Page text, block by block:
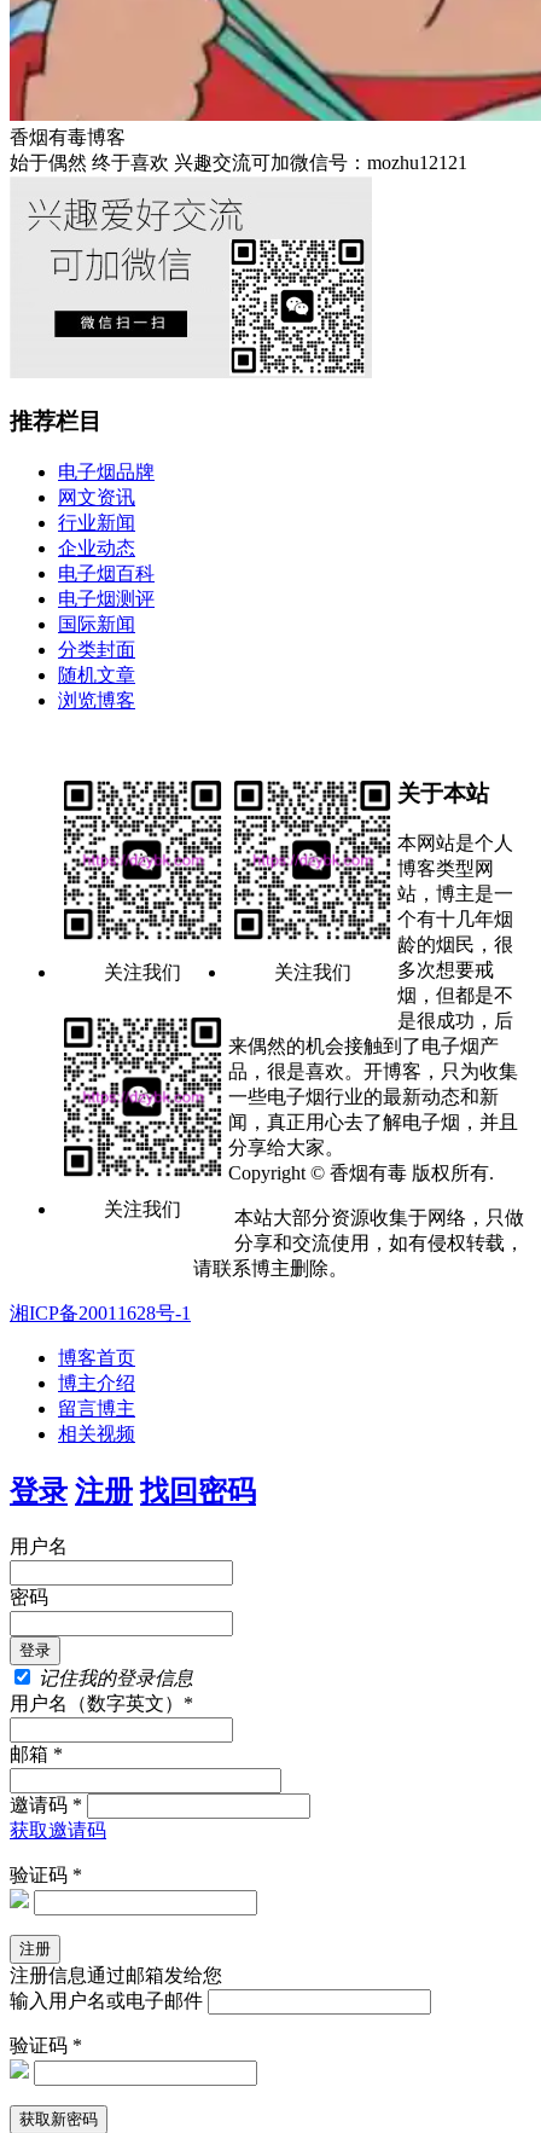
香烟有毒博客
始于偶然 终于喜欢 兴趣交流可加微信号：mozhu12121
推荐栏目
电子烟品牌
网文资讯
行业新闻
企业动态
电子烟百科
电子烟测评
国际新闻
分类封面
随机文章
浏览博客
关注我们 关注我们
关注我们
关于本站
本网站是个人
博客类型网
站，博主是一
个有十几年烟
龄的烟民，很
多次想要戒
烟，但都是不
是很成功，后
来偶然的机会接触到了电子烟产
品，很是喜欢。开博客，只为收集
一些电子烟行业的最新动态和新
闻，真正用心去了解电子烟，并且
分享给大家。
Copyright © 香烟有毒 版权所有.
本站大部分资源收集于网络，只做
分享和交流使用，如有侵权转载，
请联系博主删除。
湘ICP备20011628号-1
博客首页
博主介绍
留言博主
相关视频
登录 注册 找回密码
用户名
密码
记住我的登录信息
用户名（数字英文）*
邮箱 *
邀请码 *
获取邀请码
验证码 *
注册信息通过邮箱发给您
输入用户名或电子邮件
验证码 *